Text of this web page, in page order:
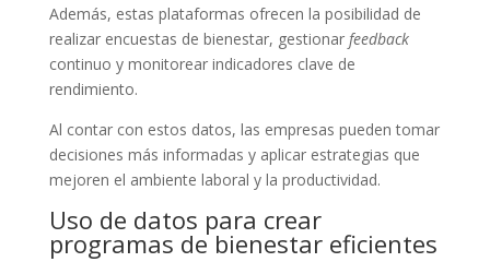
Además, estas plataformas ofrecen la posibilidad de
realizar encuestas de bienestar, gestionar feedback
continuo y monitorear indicadores clave de
rendimiento.
Al contar con estos datos, las empresas pueden tomar
decisiones más informadas y aplicar estrategias que
mejoren el ambiente laboral y la productividad.
Uso de datos para crear
programas de bienestar eficientes